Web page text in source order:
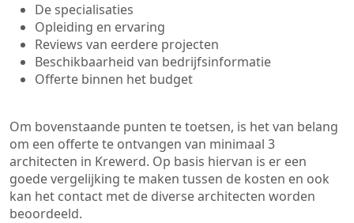
De specialisaties
Opleiding en ervaring
Reviews van eerdere projecten
Beschikbaarheid van bedrijfsinformatie
Offerte binnen het budget
Om bovenstaande punten te toetsen, is het van belang
om een offerte te ontvangen van minimaal 3
architecten in Krewerd. Op basis hiervan is er een
goede vergelijking te maken tussen de kosten en ook
kan het contact met de diverse architecten worden
beoordeeld.